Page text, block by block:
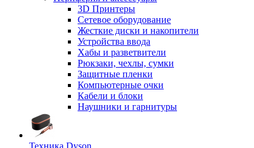
3D Принтеры
Сетевое оборудование
Жесткие диски и накопители
Устройства ввода
Хабы и разветвители
Рюкзаки, чехлы, сумки
Защитные пленки
Компьютерные очки
Кабели и блоки
Наушники и гарнитуры
Техника Dyson